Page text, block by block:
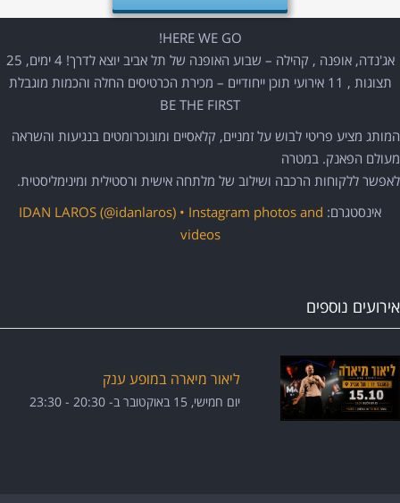
HERE WE GO!
אג'נדה, אופנה , קהילה – שבוע האופנה של תל אביב יוצא לדרך! 4 ימים, 25
תצוגות , 11 אירועי תוכן ייחודיים – מכירת הכרטיסים החלה והכמות מוגבלת
BE THE FIRST
המותג מציע פריטי לבוש על זמניים, קלאסיים ומונוכרומטים בנגיעות והשראה
מעולם הפאנק. במטרה
לאפשר ללקוחות הרכבה ושילוב של מלתחה אישית ורסטילית ומינימליסטית.
אינסטגרם: IDAN LAROS (@idanlaros) • Instagram photos and
videos
אירועים נוספים
ליאור מיארה במופע ענק
יום חמישי, 15 באוקטובר ב- 20:30 -
23:30